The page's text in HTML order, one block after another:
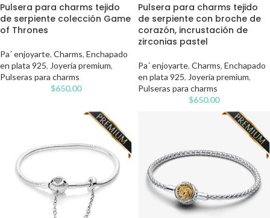
Pulsera para charms tejido
de serpiente colección Game
of Thrones
Pa´ enjoyarte, Charms, Enchapado
en plata 925, Joyería premium,
Pulseras para charms
$650.00
Pulsera para charms tejido
de serpiente con broche de
corazón, incrustación de
zirconias pastel
Pa´ enjoyarte, Charms, Enchapado
en plata 925, Joyería premium,
Pulseras para charms
$650.00